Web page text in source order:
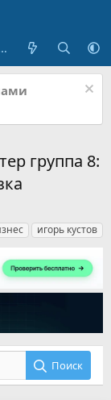
группа 8:
игорь кустов
Поиск